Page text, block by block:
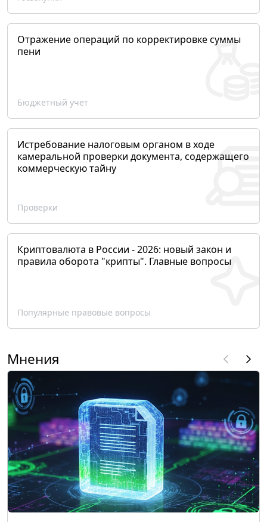
Отражение операций по корректировке суммы
пени
Бюджетный учет
Истребование налоговым органом в ходе
камеральной проверки документа, содержащего
коммерческую тайну
Проверки
Криптовалюта в России - 2026: новый закон и
правила оборота "крипты". Главные вопросы
Популярные правовые вопросы
Мнения